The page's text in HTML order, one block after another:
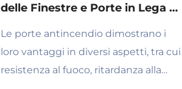
delle Finestre e Porte in Lega di
Le porte antincendio dimostrano i
loro vantaggi in diversi aspetti, tra cui
resistenza al fuoco, ritardanza alla